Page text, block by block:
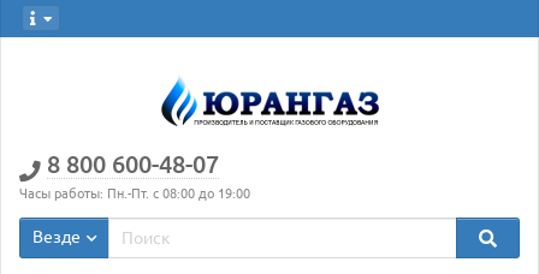
8 800 600-48-07
Часы работы: Пн.-Пт. с 08:00 до 19:00
Везде